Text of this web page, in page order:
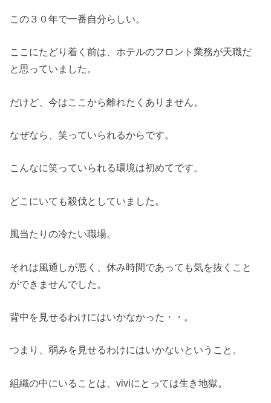
この３０年で一番自分らしい。
ここにたどり着く前は、ホテルのフロント業務が天職だ
と思っていました。
だけど、今はここから離れたくありません。
なぜなら、笑っていられるからです。
こんなに笑っていられる環境は初めてです。
どこにいても殺伐としていました。
風当たりの冷たい職場。
それは風通しが悪く、休み時間であっても気を抜くこと
ができませんでした。
背中を見せるわけにはいかなかった・・。
つまり、弱みを見せるわけにはいかないということ。
組織の中にいることは 、viviにとっては生き地獄。